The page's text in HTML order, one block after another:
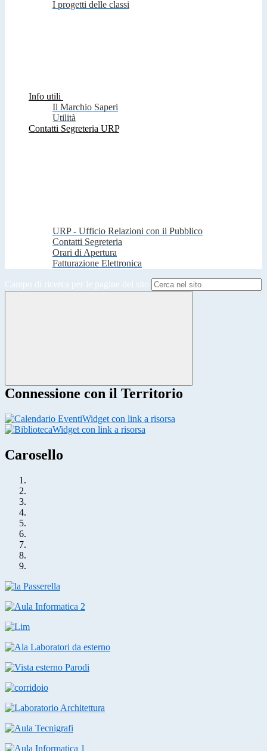
I progetti delle classi
Info utili
Il Marchio Saperi
Utilità
Contatti Segreteria URP
URP - Ufficio Relazioni con il Pubblico
Contatti Segreteria
Orari di Apertura
Fatturazione Elettronica
Campo di ricerca per le pagine del sito
Connessione con il Territorio
Widget con link a risorsa
Widget con link a risorsa
Carosello